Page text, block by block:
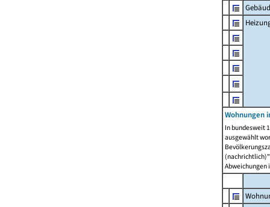
Wohnungen
In bundesweit
ausgewählt
Abweichungen